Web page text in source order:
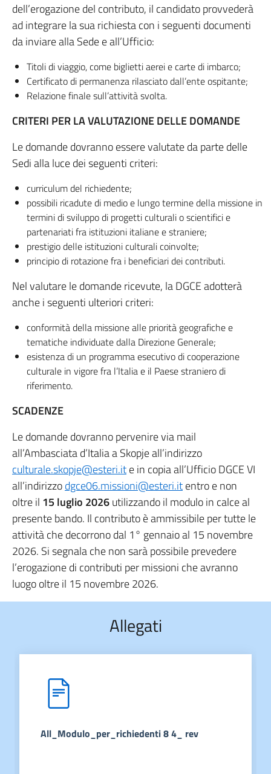
dell’erogazione del contributo, il candidato provvederà
ad integrare la sua richiesta con i seguenti documenti
da inviare alla Sede e all’Ufficio:
Titoli di viaggio, come biglietti aerei e carte di imbarco;
Certificato di permanenza rilasciato dall’ente ospitante;
Relazione finale sull’attività svolta.
CRITERI PER LA VALUTAZIONE DELLE DOMANDE
Le domande dovranno essere valutate da parte delle
Sedi alla luce dei seguenti criteri:
curriculum del richiedente;
possibili ricadute di medio e lungo termine della missione in
termini di sviluppo di progetti culturali o scientifici e
partenariati fra istituzioni italiane e straniere;
prestigio delle istituzioni culturali coinvolte;
principio di rotazione fra i beneficiari dei contributi.
Nel valutare le domande ricevute, la DGCE adotterà
anche i seguenti ulteriori criteri:
conformità della missione alle priorità geografiche e
tematiche individuate dalla Direzione Generale;
esistenza di un programma esecutivo di cooperazione
culturale in vigore fra l’Italia e il Paese straniero di
riferimento.
SCADENZE
Le domande dovranno pervenire via mail
all’Ambasciata d’Italia a Skopje all’indirizzo
culturale.skopje@esteri.ite in copia all’Ufficio DGCE VI
all’indirizzodgce06.missioni@esteri.itentro e non
oltre il 15 luglio 2026utilizzando il modulo in calce al
presente bando. Il contributo è ammissibile per tutte le
attività che decorrono dal 1° gennaio al 15 novembre
2026. Si segnala che non sarà possibile prevedere
l’erogazione di contributi per missioni che avranno
luogo oltre il 15 novembre 2026.
Allegati
All_Modulo_per_richiedenti 8 4_ rev